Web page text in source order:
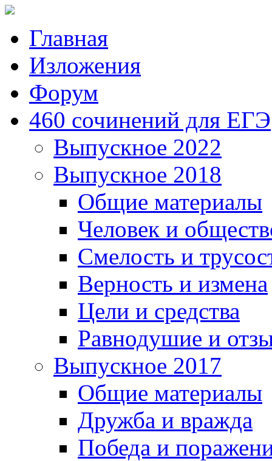
Главная
Изложения
Форум
460 сочинений для ЕГЭ
Выпускное 2022
Выпускное 2018
Общие материалы
Человек и
Смелость и
Верность и измена
Цели и средства
Равнодушие и
Выпускное 2017
Общие материалы
Дружба и вражда
Победа и